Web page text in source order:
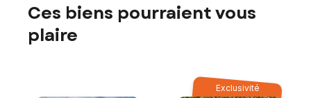
Ces biens pourraient vous
plaire
Exclusivité